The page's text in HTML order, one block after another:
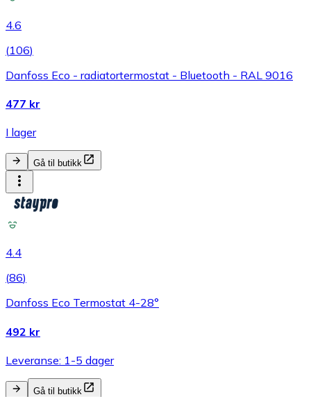
4.6
(106)
Danfoss Eco - radiatortermostat - Bluetooth - RAL 9016
477 kr
I lager
Gå til butikk
4.4
(86)
Danfoss Eco Termostat 4-28°
492 kr
Leveranse: 1-5 dager
Gå til butikk